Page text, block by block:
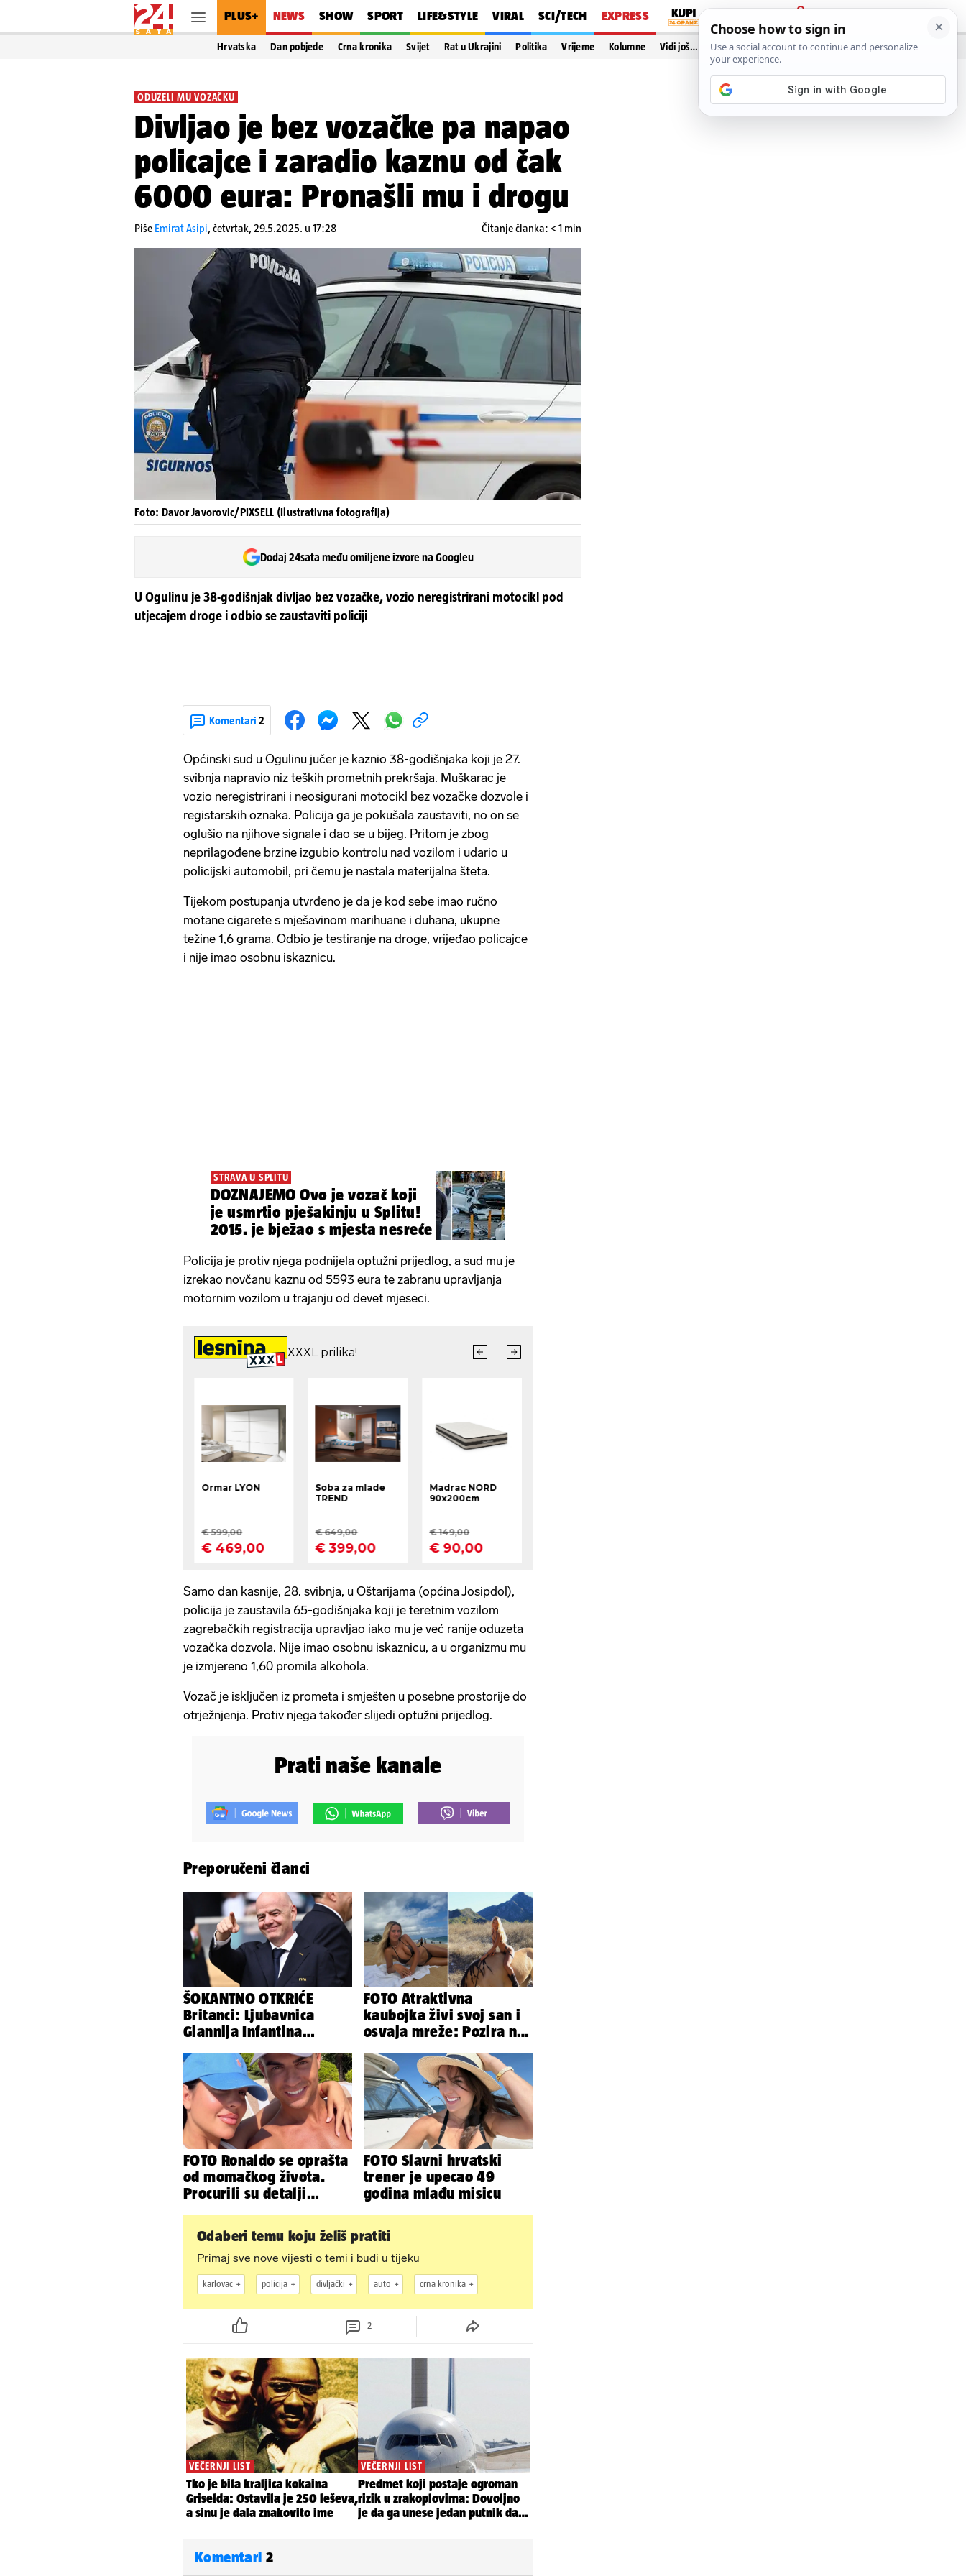
PLUS+ NEWS SHOW SPORT LIFE&STYLE VIRAL SCI/TECH EXPRESS
PRIJAVA
Hrvatska Dan pobjede Crna kronika Svijet Rat u Ukrajini Politika Vrijeme Kolumne Vidi još…
ODUZELI MU VOZAČKU
Divljao je bez vozačke pa napao
policajce i zaradio kaznu od čak
6000 eura: Pronašli mu i drogu
Piše Emirat Asipi,četvrtak, 29.5.2025. u 17:28 Čitanje članka: < 1 min
Foto: Davor Javorovic/PIXSELL (Ilustrativna fotografija)
Dodaj 24sata među omiljene izvore na Googleu
U Ogulinu je 38-godišnjak divljao bez vozačke, vozio neregistrirani motocikl pod
utjecajem droge i odbio se zaustaviti policiji
Komentari 2
Općinski sud u Ogulinu jučer je kaznio 38-godišnjaka koji je 27.
svibnja napravio niz teških prometnih prekršaja. Muškarac je
vozio neregistrirani i neosigurani motocikl bez vozačke dozvole i
registarskih oznaka. Policija ga je pokušala zaustaviti, no on se
oglušio na njihove signale i dao se u bijeg. Pritom je zbog
neprilagođene brzine izgubio kontrolu nad vozilom i udario u
policijski automobil, pri čemu je nastala materijalna šteta.
Tijekom postupanja utvrđeno je da je kod sebe imao ručno
motane cigarete s mješavinom marihuane i duhana, ukupne
težine 1,6 grama. Odbio je testiranje na droge, vrijeđao policajce
i nije imao osobnu iskaznicu.
STRAVA U SPLITU
DOZNAJEMO Ovo je vozač koji
je usmrtio pješakinju u Splitu!
2015. je bježao s mjesta nesreće
Policija je protiv njega podnijela optužni prijedlog, a sud mu je
izrekao novčanu kaznu od 5593 eura te zabranu upravljanja
motornim vozilom u trajanju od devet mjeseci.
Samo dan kasnije, 28. svibnja, u Oštarijama (općina Josipdol),
policija je zaustavila 65-godišnjaka koji je teretnim vozilom
zagrebačkih registracija upravljao iako mu je već ranije oduzeta
vozačka dozvola. Nije imao osobnu iskaznicu, a u organizmu mu
je izmjereno 1,60 promila alkohola.
Vozač je isključen iz prometa i smješten u posebne prostorije do
otrježnjenja. Protiv njega također slijedi optužni prijedlog.
Prati naše kanale
Preporučeni članci
ŠOKANTNO OTKRIĆE
Britanci: Ljubavnica
Giannija Infantina
Uefe!?
FOTO Atraktivna
kaubojka živi svoj san i
osvaja mreže: Pozira na
rodeu...
FOTO Ronaldo se oprašta
od momačkog života.
Procurili su detalji
FOTO Slavni hrvatski
trener je upecao 49
godina mlađu misicu
Odaberi temu koju želiš pratiti
Primaj sve nove vijesti o temi i budi u tijeku
karlovac policija divljački auto crna kronika
2
Komentari 2